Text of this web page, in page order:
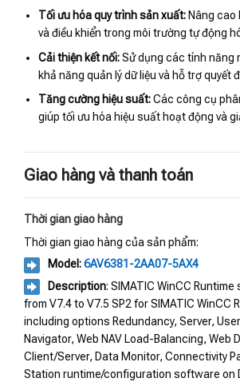
Tối ưu hóa quy trình sản xuất: Nâng cao
và điều khiển trong môi trường tự động
Cải thiện kết nối:Sử dụng các tính năng
khả năng quản lý dữ liệu và hỗ trợ quyết
Tăng cường hiệu suất:Các công cụ
giúp tối ưu hóa hiệu suất hoạt động và
Giao hàng và thanh toán
Thời gian giao hàng
Thời gian giao hàng của sản phẩm:
Model:6AV6381-2AA07-5AX4
Description: SIMATIC WinCC
from V7.4 to V7.5 SP2 for SIMATIC WinCC
including options Redundancy, Server,
Navigator, Web NAV Load-Balancing, Web
Client/Server, Data Monitor, Connectivity
Station runtime/configuration software on